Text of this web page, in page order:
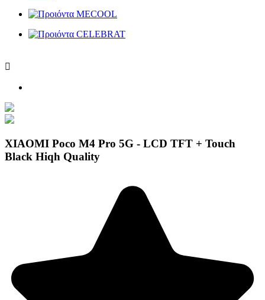

XIAOMI Poco M4 Pro 5G - LCD TFT + Touch
Black Hiqh Quality